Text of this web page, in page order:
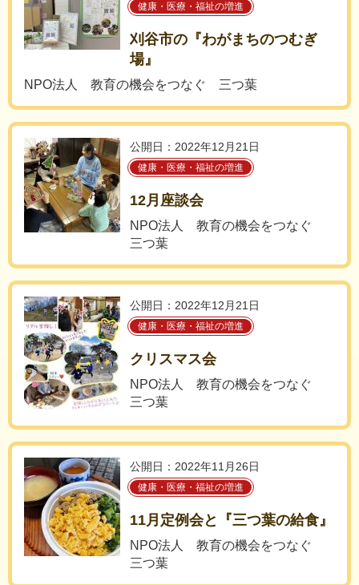
健康・医療・福祉の増進
刈谷市の『わがまちのつむぎ
場』
NPO法人 教育の機会をつなぐ 三つ葉
公開日：2022年12月21日
健康・医療・福祉の増進
12月座談会
NPO法人 教育の機会をつなぐ
三つ葉
公開日：2022年12月21日
健康・医療・福祉の増進
クリスマス会
NPO法人 教育の機会をつなぐ
三つ葉
公開日：2022年11月26日
健康・医療・福祉の増進
11月定例会と『三つ葉の給食』
NPO法人 教育の機会をつなぐ
三つ葉